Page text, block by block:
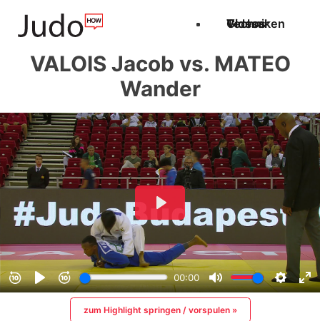
Techniken
Videos
Glossar
VALOIS Jacob vs. MATEO
Wander
zum Highlight springen / vorspulen »